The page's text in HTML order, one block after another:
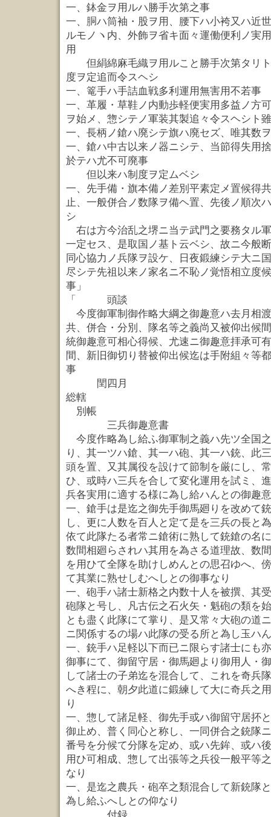
一、鉢金ヲ用ルハ勝手次第之事
一、胴ハ筒袖・股ヲ用、腰下ハ小袴又ハ近
ルモノヽ内、外飾ヲ省キ面々運働便利ノ実
用
但絹綿麻毛織ヲ用ルこと勝手次第タリト
度ヲ定追而令スヘシ
一、篭手ハ手詰血戦多利運用無害用不若事
一、革履・草鞋ノ内動歩軽便実用多益ノ方
ヲ始メ、惣シテノ軍装其製追々令スヘシト
一、長柄ノ鎗ハ廃シテ旗ハ廃セズ、唯其数
一、鎗ハ中古以来ノ器ニシテ、当節得失用
於テハ尤不可廃事
但以来ハ制度ヲ定ムベシ
一、先手備・旗本備ノ差別平素定メ置候得
止、一般併合ノ数隊ヲ備ヘ置、先後ノ順次
シ
右は方今治乱之堺ニ当テ武門之要務タル
一定セス、是取国ノ基ト云ベシ、故ニ今般
同心協力ノ兵隊ヲ設ケ、日夜鍛練シテ大ニ
尽シテ先祖以来ノ家名ニ不恥ノ覚悟相立度
事」
「 頭談
今度御軍制御作略大綱之御趣意ハ去月相
共、併合・分別、隊名等之義尚又被仰出候
統御趣意可相心得候、尤速ニ御趣意拝承可
間、新旧御切り替被仰出候迄は手附組々等
事
閏四月
総轄
別帳
三兵御趣意書
今度作略為し給ふ御軍制之義ハ先ツ全国
り、其一ツハ鎗、其一ハ砲、其一ハ銃、此
頭を置、又其属役を設けて節制を厳にし、
ひ、或時ハ三兵を合して変化運用を試ミ、
兵各実用に適する様に為し給ハんとの御趣
一、鎗手は是迄之御先手御馬廻りを改めて
し、更に人数を百人と定て是を三兵の長と
依て此隊たる者常ニ鎗術に熟して銃鎗の名
数間相廻らされハ其用を為さる道理故、数
を用ひて全隊を助けしめんとの思召ゆへ、
て其業に熟せしむへしとの御事なり
一、砲手ハ諸士新格之内数十人を被撰、其
砲隊と号し、凡古伝之石火矢・魁砲の類を
とも盡く此隊にて掌り、是又常々大砲の道
ニ関係するの場ハ此隊の受る所と為し玉ハ
一、銃手ハ足軽以下而已ニ限らす諸士にも
御事にて、御留守居・御馬廻より御用人・
して諸士の子弟迄を混合して、これを奇兵
へき程に、朝夕此道に鍛練して大に奇兵之
り
一、惣して諸足軽、御先手或ハ御留守居抔
御止め、普く同心と称し、一同併合之銃隊
番号を分候て分隊を定め、或ハ先鉾、或ハ
用ひ可相成、惣して出張等之兵役一般平等
なり
一、是迄之農兵・砲卒之類混合して新銃隊
為し給ふへしとの仰なり
付録